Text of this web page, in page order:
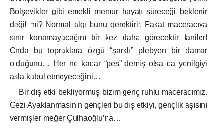
Bolşevikler gibi emekli memur hayatı süreceği beklenir
değil mi? Normal algı bunu gerektirir. Fakat maceracıya
sınır konamayacağını bir kez daha görecektir faniler!
Onda bu topraklara özgü “şarklı” plebyen bir damar
olduğunu… Her ne kadar “pes” demiş olsa da yenilgiyi
asla kabul etmeyeceğini…
Bir dış etki bekliyormuş bizim genç ruhlu maceracımız.
Gezi Ayaklanmasının gençleri bu dış etkiyi, gençlik aşısını
vermişler meğer Çulhaoğlu’na…